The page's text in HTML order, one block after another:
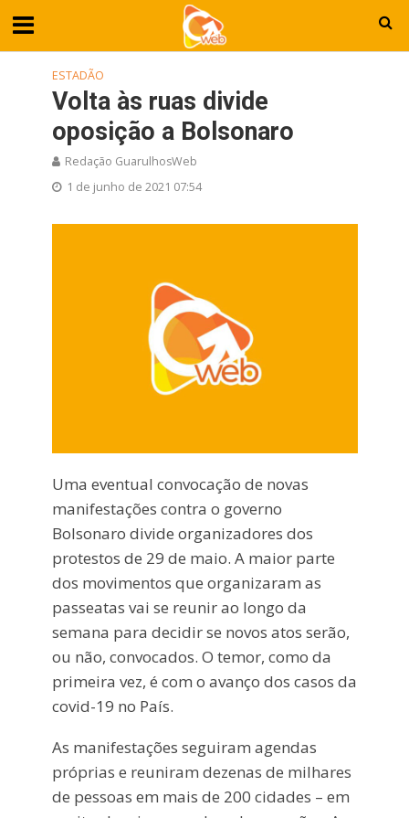
ESTADÃO
Volta às ruas divide
oposição a Bolsonaro
Redação GuarulhosWeb
1 de junho de 2021 07:54
Uma eventual convocação de novas
manifestações contra o governo
Bolsonaro divide organizadores dos
protestos de 29 de maio. A maior parte
dos movimentos que organizaram as
passeatas vai se reunir ao longo da
semana para decidir se novos atos serão,
ou não, convocados. O temor, como da
primeira vez, é com o avanço dos casos da
covid-19 no País.
As manifestações seguiram agendas
próprias e reuniram dezenas de milhares
de pessoas em mais de 200 cidades – em